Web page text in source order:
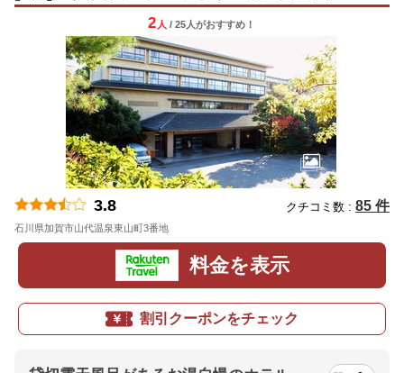
2 人 / 25人がおすすめ！
3.8 クチコミ数 : 85 件
石川県加賀市山代温泉東山町3番地
料金を表示
割引クーポンをチェック